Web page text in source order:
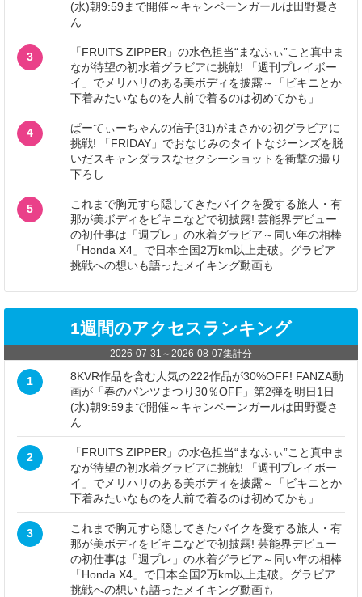
(水)朝9:59まで開催～キャンペーンガールは田野憂さ
ん
3
「FRUITS ZIPPER」の水色担当“まなふぃ”こと真中ま
なが待望の初水着グラビアに挑戦! 「週刊プレイボー
イ」でメリハリのある美ボディを披露～「ビキニとか
下着みたいなものを人前で着るのは初めてかも」
4
ぱーてぃーちゃんの信子(31)がまさかの初グラビアに
挑戦! 「FRIDAY」でおなじみのタイトなジーンズを脱
いだスキャンダラスなセクシーショットを衝撃の撮り
下ろし
5
これまで胸元すら隠してきたバイクを愛する旅人・有
那が美ボディをビキニなどで初披露! 芸能界デビュー
の初仕事は「週プレ」の水着グラビア～同い年の相棒
「Honda X4」で日本全国2万km以上走破。グラビア
挑戦への想いも語ったメイキング動画も
1週間のアクセスランキング
2026-07-31 ～2026-08-07集計分
1
8KVR作品を含む人気の222作品が30%OFF! FANZA動
画が「春のパンツまつり30％OFF」第2弾を明日1日
(水)朝9:59まで開催～キャンペーンガールは田野憂さ
ん
2
「FRUITS ZIPPER」の水色担当“まなふぃ”こと真中ま
なが待望の初水着グラビアに挑戦! 「週刊プレイボー
イ」でメリハリのある美ボディを披露～「ビキニとか
下着みたいなものを人前で着るのは初めてかも」
3
これまで胸元すら隠してきたバイクを愛する旅人・有
那が美ボディをビキニなどで初披露! 芸能界デビュー
の初仕事は「週プレ」の水着グラビア～同い年の相棒
「Honda X4」で日本全国2万km以上走破。グラビア
挑戦への想いも語ったメイキング動画も